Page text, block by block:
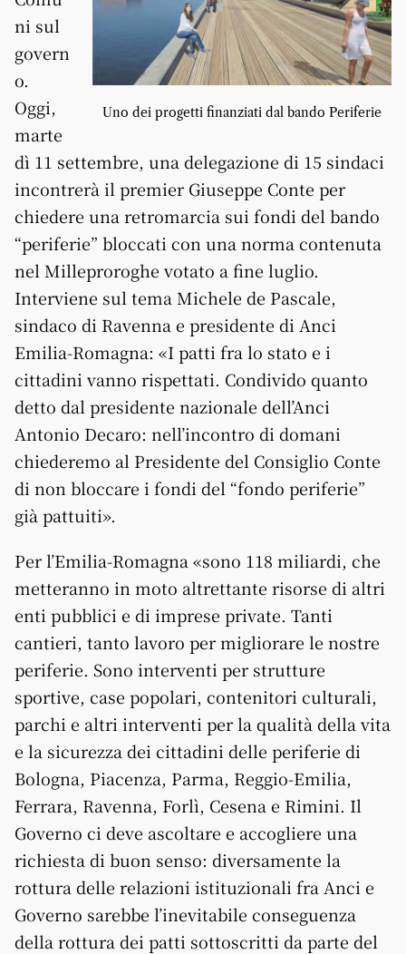
Uno dei progetti finanziati dal bando Periferie
ni sul
govern
o.
Oggi,
marte
dì 11 settembre, una delegazione di 15 sindaci
incontrerà il premier Giuseppe Conte per
chiedere una retromarcia sui fondi del bando
“periferie” bloccati con una norma contenuta
nel Milleproroghe votato a fine luglio.
Interviene sul tema Michele de Pascale,
sindaco di Ravenna e presidente di Anci
Emilia-Romagna: «I patti fra lo stato e i
cittadini vanno rispettati. Condivido quanto
detto dal presidente nazionale dell’Anci
Antonio Decaro: nell’incontro di domani
chiederemo al Presidente del Consiglio Conte
di non bloccare i fondi del “fondo periferie”
già pattuiti».
Per l’Emilia-Romagna «sono 118 miliardi, che
metteranno in moto altrettante risorse di altri
enti pubblici e di imprese private. Tanti
cantieri, tanto lavoro per migliorare le nostre
periferie. Sono interventi per strutture
sportive, case popolari, contenitori culturali,
parchi e altri interventi per la qualità della vita
e la sicurezza dei cittadini delle periferie di
Bologna, Piacenza, Parma, Reggio-Emilia,
Ferrara, Ravenna, Forlì, Cesena e Rimini. Il
Governo ci deve ascoltare e accogliere una
richiesta di buon senso: diversamente la
rottura delle relazioni istituzionali fra Anci e
Governo sarebbe l’inevitabile conseguenza
della rottura dei patti sottoscritti da parte del